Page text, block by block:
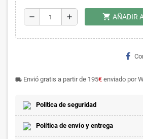
remove add shopping_cart AÑADIR
local_shipping Envió gratis a partir de 195€ enviado por
Politica de seguridad
Política de envío y entrega